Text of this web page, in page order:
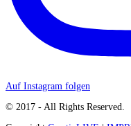
Auf Instagram folgen
© 2017 - All Rights Reserved.